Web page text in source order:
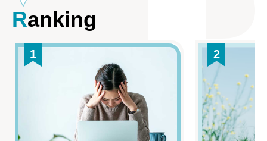
Ranking
1 2